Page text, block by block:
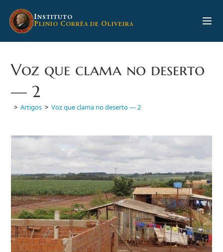
para
INSTITUTO
PLINIO CORRÊA DE OLIVEIRA
Voz que clama no deserto
— 2
> Artigos > Voz que clama no deserto — 2